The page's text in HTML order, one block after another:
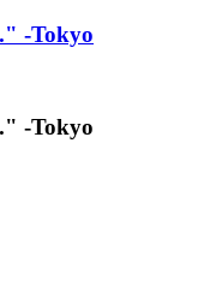
-Tokyo
-Tokyo